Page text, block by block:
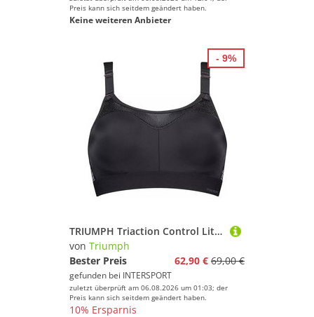
Preis kann sich seitdem geändert haben.
Keine weiteren Anbieter
TRIUMPH Triaction Control Lite W01 EX
von Triumph
Bester Preis
62,90 € 69,00 €
gefunden bei INTERSPORT
zuletzt überprüft am 06.08.2026 um 01:03; der
Preis kann sich seitdem geändert haben.
10% Ersparnis
- 9%